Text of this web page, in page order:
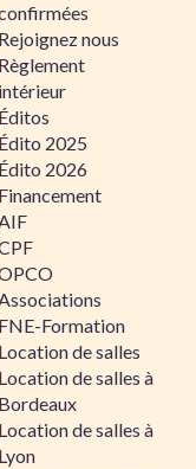
Rejoignez nous
Règlement
intérieur
Éditos
Édito 2025
Édito 2026
Financement
FNE-Formation
Location de salles
Location de salles à
Bordeaux
Location de salles à
Lyon